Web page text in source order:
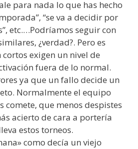
para nada lo que has hecho
“se va a decidir por
etc.…Podríamos seguir con
¿verdad?. Pero es
exigen un nivel de
fuera de lo normal.
ya que un fallo decide un
Normalmente el equipo
comete, que menos despistes
acierto de cara a portería
estos torneos.
como decía un viejo